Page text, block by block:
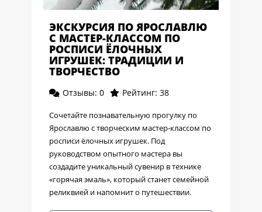
ЭКСКУРСИЯ ПО ЯРОСЛАВЛЮ
С МАСТЕР-КЛАССОМ ПО
РОСПИСИ ЁЛОЧНЫХ
ИГРУШЕК: ТРАДИЦИИ И
ТВОРЧЕСТВО
Отзывы: 0 Рейтинг: 38
Сочетайте познавательную прогулку по
Ярославлю с творческим мастер-классом по
росписи ёлочных игрушек. Под
руководством опытного мастера вы
создадите уникальный сувенир в технике
«горячая эмаль», который станет семейной
реликвией и напомнит о путешествии.